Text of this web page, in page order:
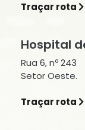
Traçar rota
Hospital
Rua 6, nº 243
Setor Oeste.
Traçar rota